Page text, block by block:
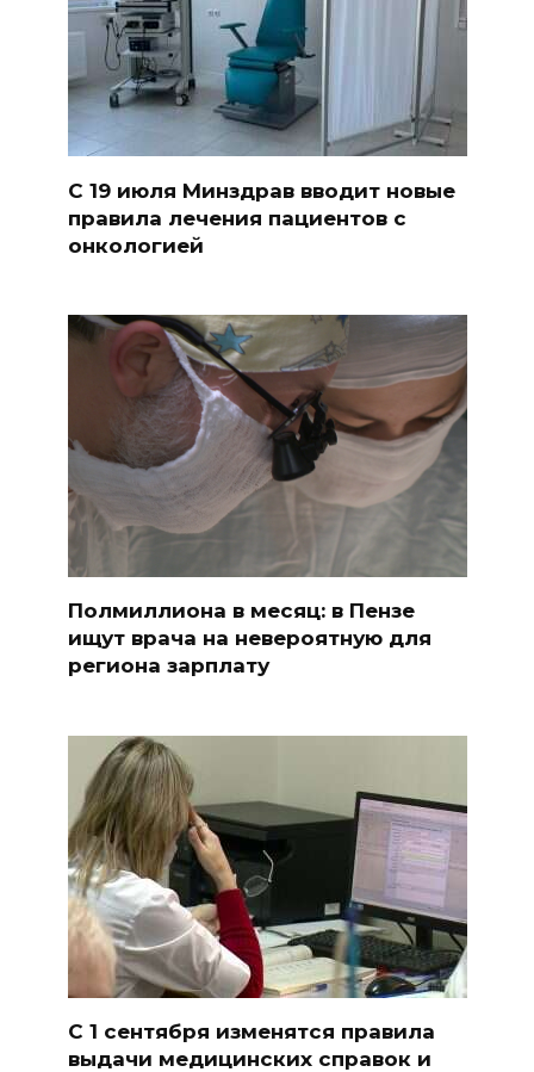
С 19 июля Минздрав вводит новые
правила лечения пациентов с
онкологией
Полмиллиона в месяц: в Пензе
ищут врача на невероятную для
региона зарплату
С 1 сентября изменятся правила
выдачи медицинских справок и